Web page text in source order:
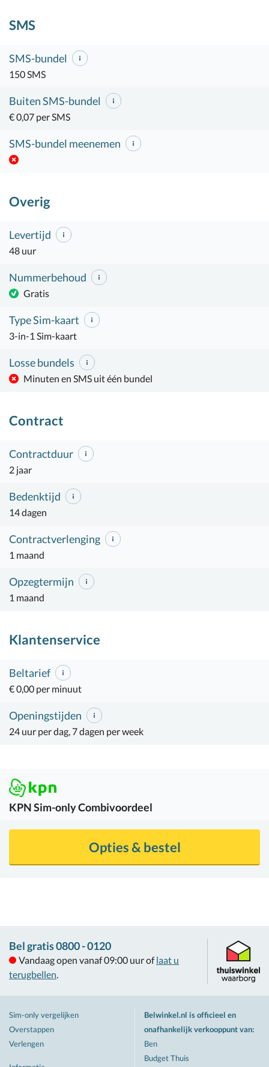
SMS
SMS-bundel
150 SMS
Buiten SMS-bundel
€ 0,07 per SMS
SMS-bundel meenemen
Overig
Levertijd
48 uur
Nummerbehoud
Gratis
Type Sim-kaart
3-in-1 Sim-kaart
Losse bundels
Minuten en SMS uit één bundel
Contract
Contractduur
2 jaar
Bedenktijd
14 dagen
Contractverlenging
1 maand
Opzegtermijn
1 maand
Klantenservice
Beltarief
€ 0,00 per minuut
Openingstijden
24 uur per dag, 7 dagen per week
KPNSim-only Combivoordeel
Opties & bestel
Bel gratis 0800 - 0120
Vandaag open vanaf 09:00 uur of laat u
terugbellen.
Sim-only vergelijken
Overstappen
Verlengen
Belwinkel.nl is officieel en
onafhankelijk verkooppunt van:
Ben
Budget Thuis